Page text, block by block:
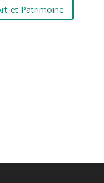
et Patrimoine